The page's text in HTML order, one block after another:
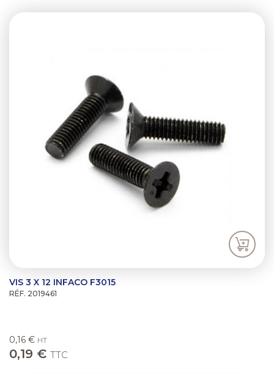
VIS 3 X 12 INFACO F3015
RÉF. 2019461
0,16 € HT
0,19 € TTC